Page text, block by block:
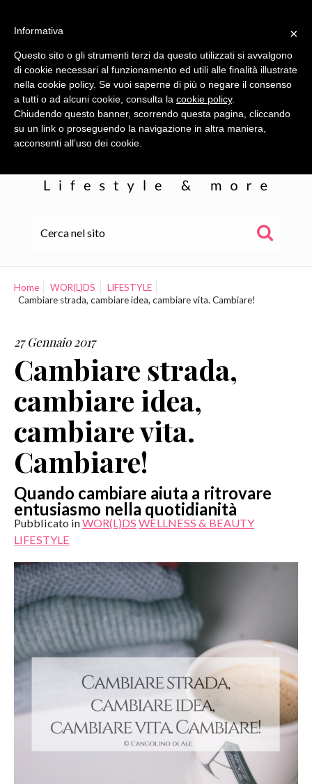
WOR(L)DS
COLLABORAZIONI
CONTATTI
Home WOR(L)DS
LIFESTYLE
Cambiare strada, cambiare idea, cambiare vita. Cambiare!
27 Gennaio 2017
Cambiare strada,
cambiare idea,
cambiare vita.
Cambiare!
Quando cambiare aiuta a ritrovare
entusiasmo nella quotidianità
Pubblicato inWOR(L)DS WELLNESS & BEAUTY
LIFESTYLE
×
Informativa
Questo sito o gli strumenti terzi da questo utilizzati si avvalgono
di cookie necessari al funzionamento ed utili alle finalità illustrate
nella cookie policy. Se vuoi saperne di più o negare il consenso
a tutti o ad alcuni cookie, consulta la cookie policy.
Chiudendo questo banner, scorrendo questa pagina, cliccando
su un link o proseguendo la navigazione in altra maniera,
acconsenti all’uso dei cookie.